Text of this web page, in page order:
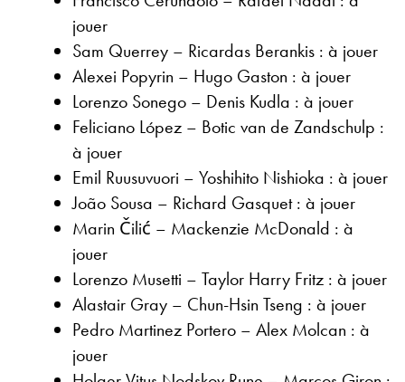
jouer
Sam Querrey – Ricardas Berankis : à jouer
Alexei Popyrin – Hugo Gaston : à jouer
Lorenzo Sonego – Denis Kudla : à jouer
Feliciano López – Botic van de Zandschulp :
à jouer
Emil Ruusuvuori – Yoshihito Nishioka : à jouer
João Sousa – Richard Gasquet : à jouer
Marin Čilić – Mackenzie McDonald : à
jouer
Lorenzo Musetti – Taylor Harry Fritz : à jouer
Alastair Gray – Chun-Hsin Tseng : à jouer
Pedro Martinez Portero – Alex Molcan : à
jouer